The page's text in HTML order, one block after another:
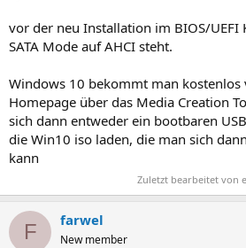
vor der neu Installation im BIOS/UEFI
SATA Mode auf AHCI steht.
Windows 10 bekommt man
Homepage über das Media Creation
sich dann entweder ein bootbaren
die Win10 iso laden, die man sich
kann
Zuletzt bearbeitet von
F farwel
New member